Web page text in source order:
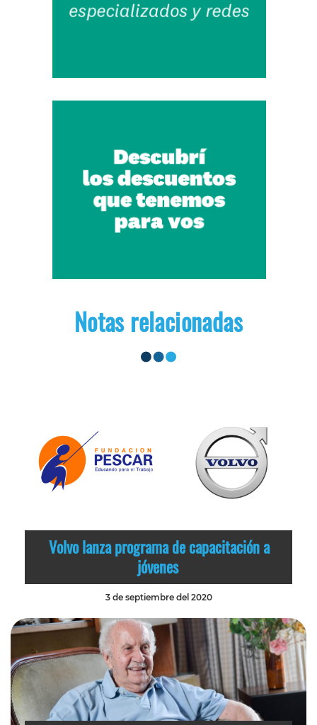
Notas relacionadas
Volvo lanza programa de capacitación a
jóvenes
3 de septiembre del 2020